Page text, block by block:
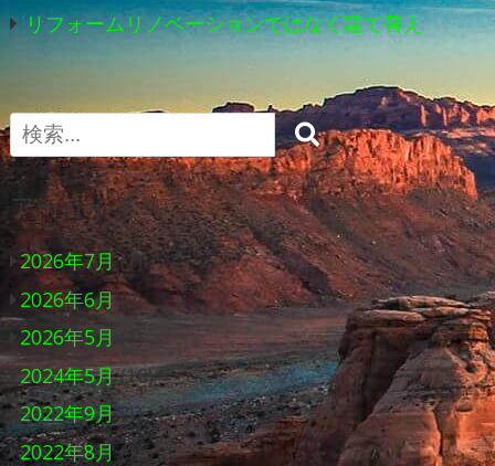
リフォームリノベーションではなく建て替え
Search
アーカイブ
2026年7月(1)
2026年6月(2)
2026年5月
(1)
2024年5月(10)
2022年9月(1)
2022年8月(1)